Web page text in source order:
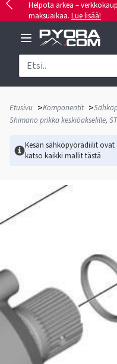
Helpota arkea –
maksuaikaa. Lue lisää!
Etusivu >Komponentit >
Shimano prikka keskiöakselille,
Kesän sähköpyörädiilit
katso kaikki mallittästä